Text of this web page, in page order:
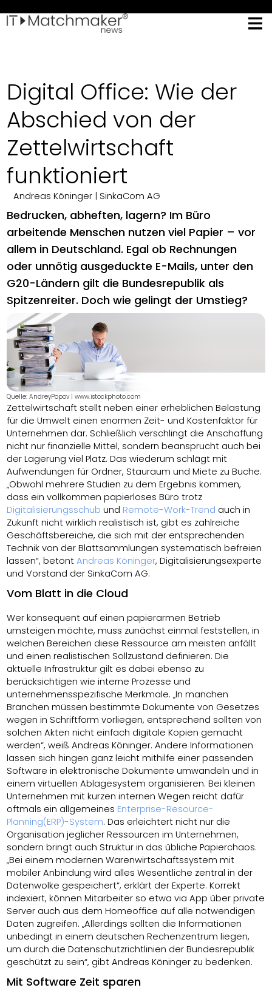
Digital Office: Wie der
Abschied von der
Zettelwirtschaft
funktioniert
Andreas Köninger | SinkaCom AG
Bedrucken, abheften, lagern? Im Büro
arbeitende Menschen nutzen viel Papier – vor
allem in Deutschland. Egal ob Rechnungen
oder unnötig ausgeduckte E-Mails, unter den
G20-Ländern gilt die Bundesrepublik als
Spitzenreiter. Doch wie gelingt der Umstieg?
Quelle: AndreyPopov | www.istockphoto.com
Zettelwirtschaft stellt neben einer erheblichen Belastung
für die Umwelt einen enormen Zeit- und Kostenfaktor für
Unternehmen dar. Schließlich verschlingt die Anschaffung
nicht nur finanzielle Mittel, sondern beansprucht auch bei
der Lagerung viel Platz. Das wiederum schlägt mit
Aufwendungen für Ordner, Stauraum und Miete zu Buche.
„Obwohl mehrere Studien zu dem Ergebnis kommen,
dass ein vollkommen papierloses Büro trotz
Digitalisierungsschub und Remote-Work-Trend auch in
Zukunft nicht wirklich realistisch ist, gibt es zahlreiche
Geschäftsbereiche, die sich mit der entsprechenden
Technik von der Blattsammlungen systematisch befreien
lassen“, betontAndreas Köninger, Digitalisierungsexperte
und Vorstand der SinkaCom AG.
Vom Blatt in die Cloud
Wer konsequent auf einen papierarmen Betrieb
umsteigen möchte, muss zunächst einmal feststellen, in
welchen Bereichen diese Ressource am meisten anfällt
und einen realistischen Sollzustand definieren. Die
aktuelle Infrastruktur gilt es dabei ebenso zu
berücksichtigen wie interne Prozesse und
unternehmensspezifische Merkmale. „In manchen
Branchen müssen bestimmte Dokumente von Gesetzes
wegen in Schriftform vorliegen, entsprechend sollten von
solchen Akten nicht einfach digitale Kopien gemacht
werden“, weiß Andreas Köninger. Andere Informationen
lassen sich hingen ganz leicht mithilfe einer passenden
Software in elektronische Dokumente umwandeln und in
einem virtuellen Ablagesystem organisieren. Bei kleinen
Unternehmen mit kurzen internen Wegen reicht dafür
oftmals ein allgemeines Enterprise-Resource-
Planning(ERP)-System. Das erleichtert nicht nur die
Organisation jeglicher Ressourcen im Unternehmen,
sondern bringt auch Struktur in das übliche Papierchaos.
„Bei einem modernen Warenwirtschaftssystem mit
mobiler Anbindung wird alles Wesentliche zentral in der
Datenwolke gespeichert“, erklärt der Experte. Korrekt
indexiert, können Mitarbeiter so etwa via App über private
Server auch aus dem Homeoffice auf alle notwendigen
Daten zugreifen. „Allerdings sollten die Informationen
unbedingt in einem deutschen Rechenzentrum liegen,
um durch die Datenschutzrichtlinien der Bundesrepublik
geschützt zu sein“, gibt Andreas Köninger zu bedenken.
Mit Software Zeit sparen